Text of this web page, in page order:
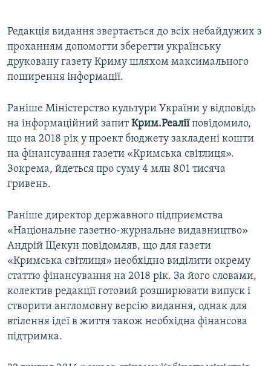
Редакція видання звертається до всіх небайдужих з
проханням допомогти зберегти українську
друковану газету Криму шляхом максимального
поширення інформації.
Раніше Міністерство культури України у відповідь
на інформаційний запитКрим.Реаліїповідомило,
що на 2018 рік у проект бюджету закладені кошти
на фінансування газети «Кримська світлиця».
Зокрема, йдеться про суму 4 млн 801 тисяча
гривень.
Раніше директор державного підприємства
«Національне газетно-журнальне видавництво»
Андрій Щекун повідомляв, що для газети
«Кримська світлиця» необхідно виділити окрему
статтю фінансування на 2018 рік. За його словами,
колектив редакції готовий розширювати випуск і
створити англомовну версію видання, однак для
втілення ідеї в життя також необхідна фінансова
підтримка.